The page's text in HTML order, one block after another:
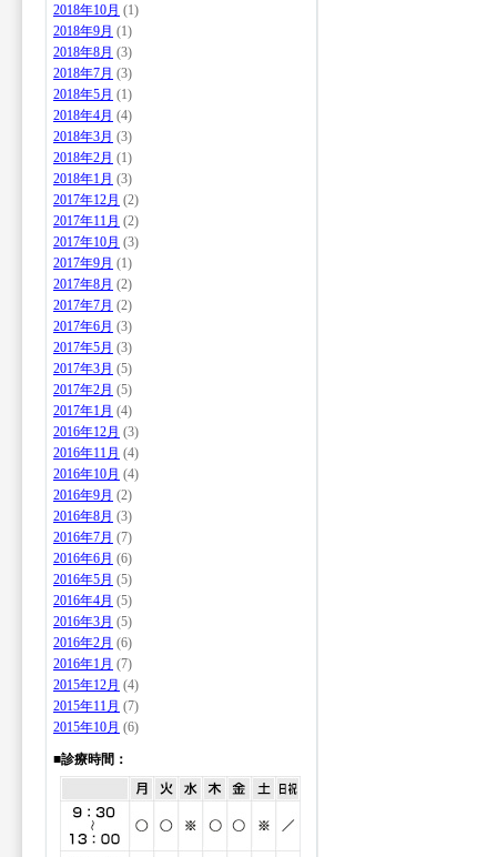
2018年10月 (1)
2018年9月 (1)
2018年8月 (3)
2018年7月 (3)
2018年5月 (1)
2018年4月 (4)
2018年3月 (3)
2018年2月 (1)
2018年1月 (3)
2017年12月 (2)
2017年11月 (2)
2017年10月 (3)
2017年9月 (1)
2017年8月 (2)
2017年7月 (2)
2017年6月 (3)
2017年5月 (3)
2017年3月 (5)
2017年2月 (5)
2017年1月 (4)
2016年12月 (3)
2016年11月 (4)
2016年10月 (4)
2016年9月 (2)
2016年8月 (3)
2016年7月 (7)
2016年6月 (6)
2016年5月 (5)
2016年4月 (5)
2016年3月 (5)
2016年2月 (6)
2016年1月 (7)
2015年12月 (4)
2015年11月 (7)
2015年10月 (6)
■診療時間：